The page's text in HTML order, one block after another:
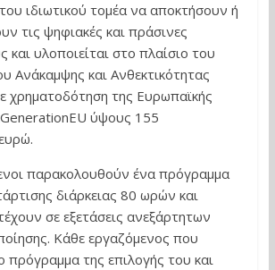
ιδιωτικού τομέα να αποκτήσουν ή
τις ψηφιακές και πράσινες
και υλοποιείται στο πλαίσιο του
Ανάκαμψης και Ανθεκτικότητας
χρηματοδότηση της Ευρωπαϊκής
ύψους 155
παρακολουθούν ένα πρόγραμμα
διάρκειας 80 ωρών και
σε εξετάσεις ανεξάρτητων
Κάθε εργαζόμενος που
πρόγραμμα της επιλογής του και